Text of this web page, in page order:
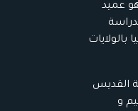
سنة ٢٠٠٤ و هو عميد
بالولايات
القديس
و